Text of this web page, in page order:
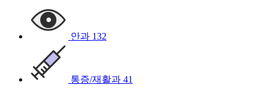
안과 132
통증/재활과 41